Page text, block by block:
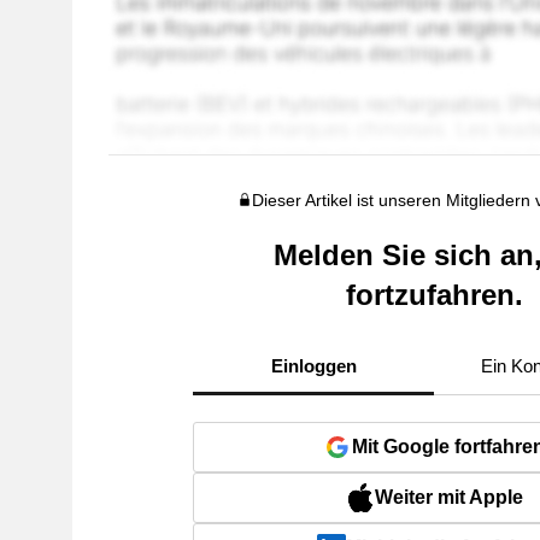
Dieser Artikel ist unseren Mitgliedern
Melden Sie sich
fortzufahren.
Einloggen Ein
Mit Google
Weiter mit Apple